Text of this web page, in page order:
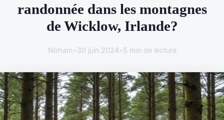
randonnée dans les montagnes
de Wicklow, Irlande?
Noham 30 juin 2024 5 min de lecture